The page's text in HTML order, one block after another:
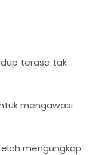
terasa tak
mengawasi
mengungkap